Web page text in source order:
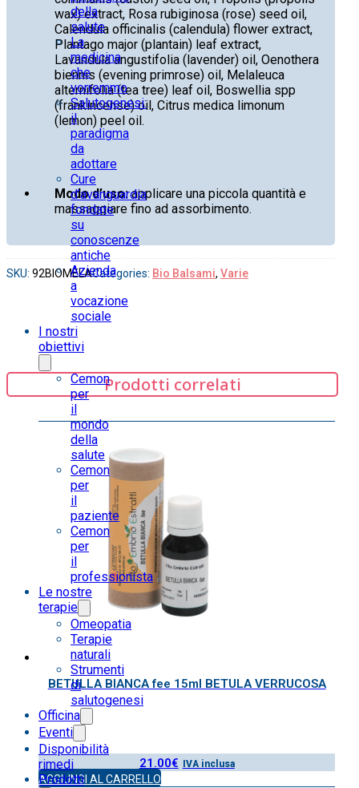
della
salute
La
medicina
che
vorremmo
Salutogenesi:
il
paradigma
da
adottare
Cure
d’avanguardia
fondate
su
conoscenze
antiche
Azienda
a
vocazione
sociale
I nostri
obiettivi
Cemon
per
il
mondo
della
salute
Cemon
per
il
paziente
Cemon
per
il
professionista
Le nostre
terapie
Omeopatia
Terapie
naturali
Strumenti
di
salutogenesi
Officina
Eventi
Disponibilità
rimedi
Prodotti
wax) extract, Rosa rubiginosa (rose) seed oil,
Calendula officinalis (calendula) flower extract,
Plantago major (plantain) leaf extract,
Lavandula angustifolia (lavender) oil, Oenothera
biennis (evening primrose) oil, Melaleuca
alternifolia (tea tree) leaf oil, Boswellia spp
(frankincense) oil, Citrus medica limonum
(lemon) peel oil.
Modo d’uso:applicare una piccola quantità e
massaggiare fino ad assorbimento.
SKU: 92BIOMELACategories: Bio Balsami, Varie
Prodotti correlati
BETULLA BIANCA fee 15ml BETULA VERRUCOSA
21.00€ IVA inclusa
AGGIUNGI AL CARRELLO